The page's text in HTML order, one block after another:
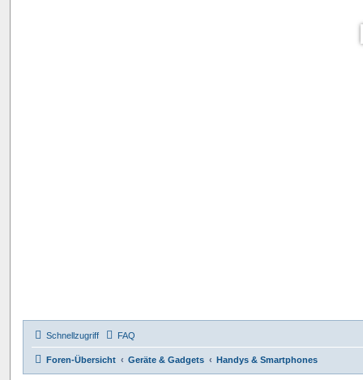
Schnellzugriff FAQ
Foren-Übersicht Geräte & Gadgets Handys & Smartphones